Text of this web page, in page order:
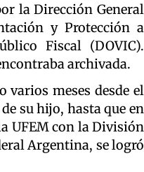
la Dirección General
y Protección a
Fiscal (DOVIC).
archivada.
varios meses desde el
su hijo, hasta que en
UFEM con la División
Argentina, se logró